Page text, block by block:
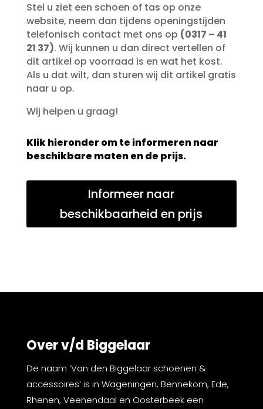
Stel u ziet een schoen of tas op onze
website, neem dan tijdens openingstijden
telefonisch contact met ons op (0317 – 41
21 37). Wij kunnen u dan direct vertellen of
dit artikel op voorraad is en wat het kost.
Als u dat wilt, dan sturen wij dit artikel gratis
naar u op.
Wij helpen u graag!
Klik hieronder om te informeren naar
beschikbare maten en de prijs.
Informeer naar
beschikbaarheid en prijs
Over v/d Biggelaar
De naam ‘Van den Biggelaar schoenen &
accessoires’ is in Wageningen, Bennekom, Ede,
Rhenen, Veenendaal en Oosterbeek een